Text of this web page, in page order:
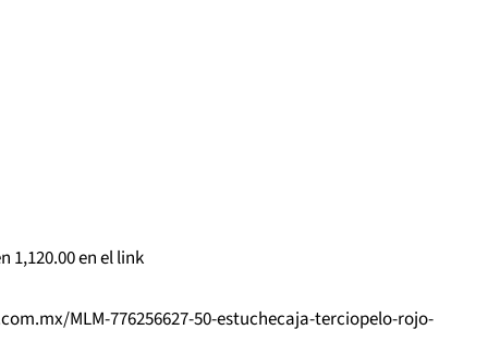
1,120.00 en el link
MLM-776256627-50-estuchecaja-terciopelo-rojo-